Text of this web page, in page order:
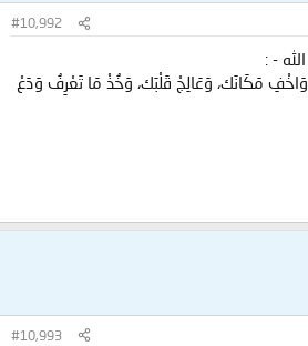
#10,992
- :
مَكَانَك، وَعَالِجْ قَلْبَك، وَخُذْ مَا تَعْرِفُ وَدَعْ
#10,993